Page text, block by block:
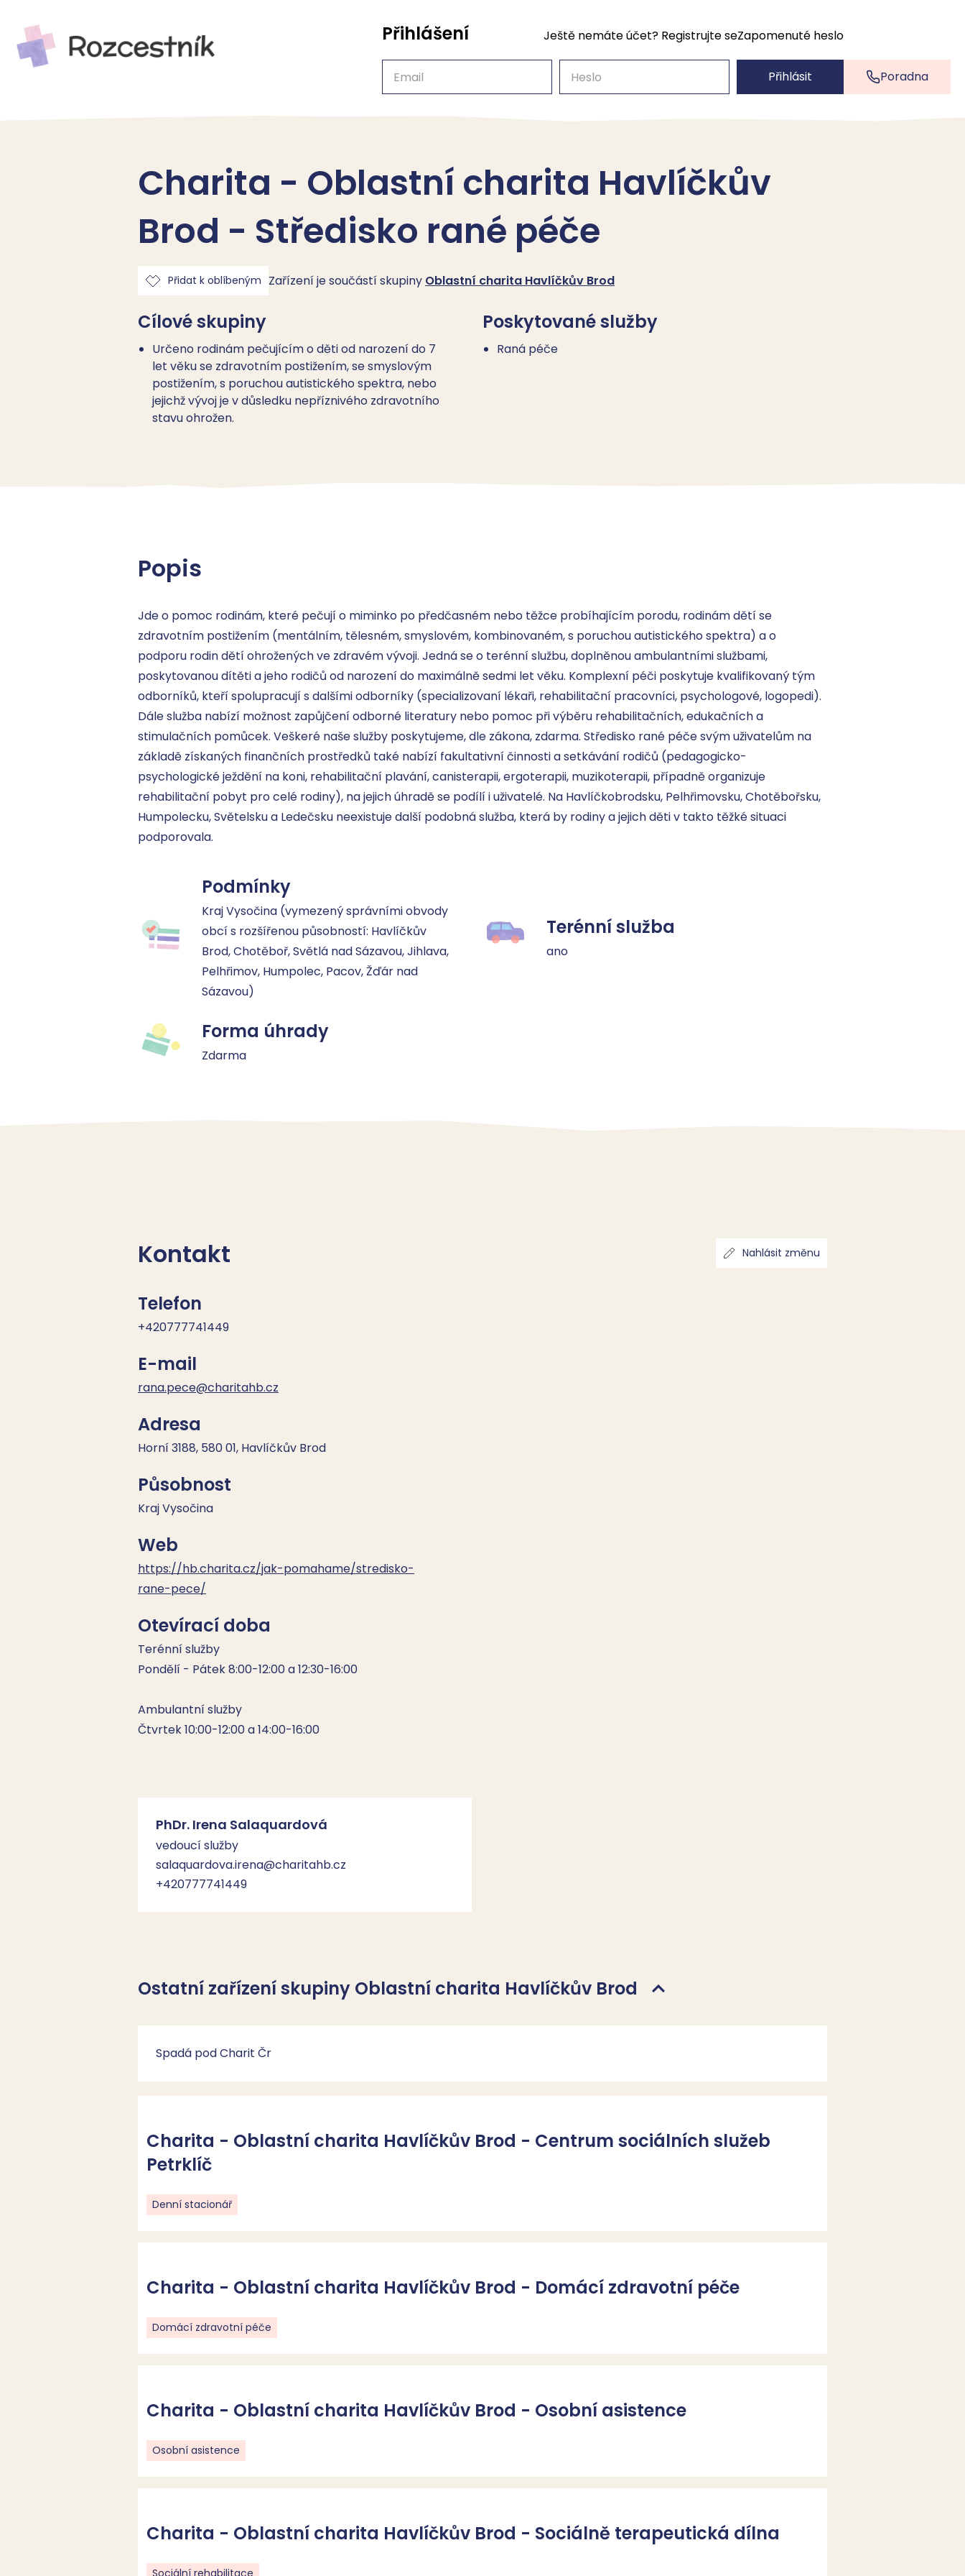
Poradna
Přihlášení Ještě nemáte účet? Registrujte seZapomenuté heslo
Přihlásit
Charita - Oblastní charita Havlíčkův
Brod - Středisko rané péče
Přidat k oblíbeným Zařízení je součástí skupiny Oblastní charita Havlíčkův Brod
Cílové skupiny
Určeno rodinám pečujícím o děti od narození do 7
let věku se zdravotním postižením, se smyslovým
postižením, s poruchou autistického spektra, nebo
jejichž vývoj je v důsledku nepříznivého zdravotního
stavu ohrožen.
Poskytované služby
Raná péče
Popis
Jde o pomoc rodinám, které pečují o miminko po předčasném nebo těžce probíhajícím porodu, rodinám dětí se
zdravotním postižením (mentálním, tělesném, smyslovém, kombinovaném, s poruchou autistického spektra) a o
podporu rodin dětí ohrožených ve zdravém vývoji. Jedná se o terénní službu, doplněnou ambulantními službami,
poskytovanou dítěti a jeho rodičů od narození do maximálně sedmi let věku. Komplexní péči poskytuje kvalifikovaný tým
odborníků, kteří spolupracují s dalšími odborníky (specializovaní lékaři, rehabilitační pracovníci, psychologové, logopedi).
Dále služba nabízí možnost zapůjčení odborné literatury nebo pomoc při výběru rehabilitačních, edukačních a
stimulačních pomůcek. Veškeré naše služby poskytujeme, dle zákona, zdarma. Středisko rané péče svým uživatelům na
základě získaných finančních prostředků také nabízí fakultativní činnosti a setkávání rodičů (pedagogicko-
psychologické ježdění na koni, rehabilitační plavání, canisterapii, ergoterapii, muzikoterapii, případně organizuje
rehabilitační pobyt pro celé rodiny), na jejich úhradě se podílí i uživatelé. Na Havlíčkobrodsku, Pelhřimovsku, Chotěbořsku,
Humpolecku, Světelsku a Ledečsku neexistuje další podobná služba, která by rodiny a jejich děti v takto těžké situaci
podporovala.
Podmínky
Kraj Vysočina (vymezený správními obvody
obcí s rozšířenou působností: Havlíčkův
Brod, Chotěboř, Světlá nad Sázavou, Jihlava,
Pelhřimov, Humpolec, Pacov, Žďár nad
Sázavou)
Terénní služba
ano
Forma úhrady
Zdarma
Kontakt Nahlásit změnu
Telefon
+420777741449
E-mail
rana.pece@charitahb.cz
Adresa
Horní 3188, 580 01, Havlíčkův Brod
Působnost
Kraj Vysočina
Web
https://hb.charita.cz/jak-pomahame/stredisko-
rane-pece/
Otevírací doba
Terénní služby
Pondělí - Pátek 8:00-12:00 a 12:30-16:00
Ambulantní služby
Čtvrtek 10:00-12:00 a 14:00-16:00
PhDr. Irena Salaquardová
vedoucí služby
salaquardova.irena@charitahb.cz
+420777741449
Ostatní zařízení skupiny Oblastní charita Havlíčkův Brod
Spadá pod Charit Čr
Charita - Oblastní charita Havlíčkův Brod - Centrum sociálních služeb
Petrklíč
Denní stacionář
Charita - Oblastní charita Havlíčkův Brod - Domácí zdravotní péče
Domácí zdravotní péče
Charita - Oblastní charita Havlíčkův Brod - Osobní asistence
Osobní asistence
Charita - Oblastní charita Havlíčkův Brod - Sociálně terapeutická dílna
Sociální rehabilitace